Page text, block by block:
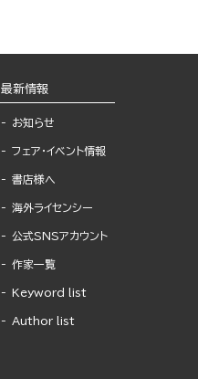
最新情報
お知らせ
フェア・イベント情報
書店様へ
海外ライセンシー
公式SNSアカウント
作家一覧
Keyword list
Author list